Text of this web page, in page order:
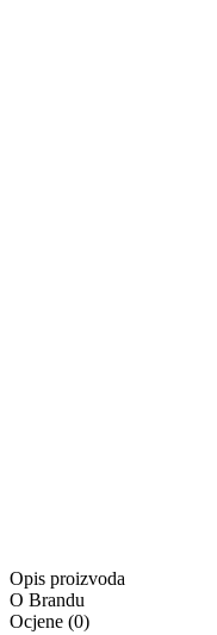
Opis proizvoda
O Brandu
Ocjene (0)